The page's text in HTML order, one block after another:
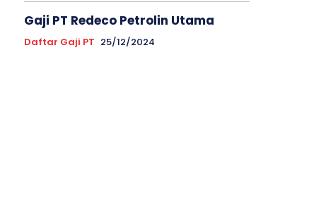
Gaji PT Redeco Petrolin Utama
Daftar Gaji PT 25/12/2024